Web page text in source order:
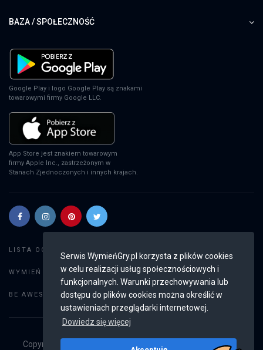
Serwis WymieńGry.pl korzysta z plików cookies
w celu realizacji usług społecznościowych i
funkcjonalnych. Warunki przechowywania lub
dostępu do plików cookies można określić w
ustawieniach przeglądarki internetowej.
Dowiedz się więcej
The Yakuza Remastered Collection: Day
One Edition
PS4
Like a Dragon: Infinite Wealth
PS4
Heavy Rain
BAZA / SPOŁECZNOŚĆ
Google Play i logo Google Play są znakami
towarowymi firmy Google LLC.
App Store jest znakiem towarowym
firmy Apple Inc., zastrzeżonym w
Stanach Zjednoczonych i innych krajach.
LISTA OGŁOSZEŃ:
WYMIEŃ GRY: Dodaj ogłoszenie
BE AWESOME: Weryfikacja konta
Copyright © 2019 - 2026 Wszystkie prawa